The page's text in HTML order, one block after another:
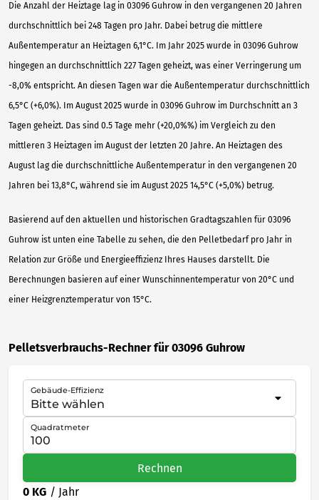
Die Anzahl der Heiztage lag in 03096 Guhrow in den vergangenen 20 Jahren
durchschnittlich bei 248 Tagen pro Jahr. Dabei betrug die mittlere
Außentemperatur an Heiztagen 6,1°C. Im Jahr 2025 wurde in 03096 Guhrow
hingegen an durchschnittlich 227 Tagen geheizt, was einer Verringerung um
-8,0% entspricht. An diesen Tagen war die Außentemperatur durchschnittlich
6,5°C (+6,0%). Im August 2025 wurde in 03096 Guhrow im Durchschnitt an 3
Tagen geheizt. Das sind 0.5 Tage mehr (+20,0%%) im Vergleich zu den
mittleren 3 Heiztagen im August der letzten 20 Jahre. An Heiztagen des
August lag die durchschnittliche Außentemperatur in den vergangenen 20
Jahren bei 13,8°C, während sie im August 2025 14,5°C (+5,0%) betrug.
Basierend auf den aktuellen und historischen Gradtagszahlen für 03096
Guhrow ist unten eine Tabelle zu sehen, die den Pelletbedarf pro Jahr in
Relation zur Größe und Energieeffizienz Ihres Hauses darstellt. Die
Berechnungen basieren auf einer Wunschinnentemperatur von 20°C und
einer Heizgrenztemperatur von 15°C.
Pelletsverbrauchs-Rechner für 03096 Guhrow
Gebäude-Effizienz
Quadratmeter
Rechnen
0 KG / Jahr